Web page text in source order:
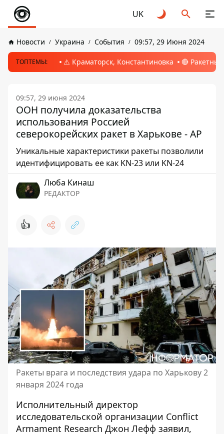
UK
Новости Украина События 09:57, 29 Июня 2024
ТОПТЕМЫ: ⚠️ Краматорск, Константиновка 🔴
09:57, 29 июня 2024
ООН получила доказательства
использования Россией
северокорейских ракет в Харькове - AP
Уникальные характеристики ракеты позволили
идентифицировать ее как KN-23 или KN-24
Люба Кинаш
РЕДАКТОР
👍
Ракеты врага и последствия удара по Харькову 2
января 2024 года
Исполнительный директор
исследовательской организации Conflict
Armament Research Джон Лефф заявил,